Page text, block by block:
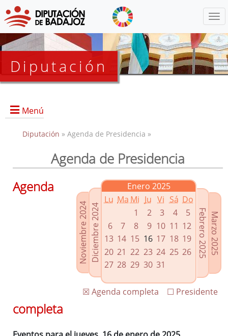
Diputación
Menú
Presidencia
Grupos Políticos
Enlaces relacionados
Agenda de Presidencia
Plenos provinciales y Juntas de gobierno
Oficina de Proyectos Europeos
Diputación » Agenda de Presidencia »
Agenda de Presidencia
Noviembre 2024Diciembre 2024
Enero 2025
Lu Ma Mi Ju Vi Sá Do
1
2 3 4
5
6
7 8 9 10 11 12
13 14 15 16 17 18 19
20 21 22 23 24 25 26
27 28 29 30 31
Marzo 2025
Febrero 2025
☐ Presidente
☒ Agenda completa
Agenda
completa